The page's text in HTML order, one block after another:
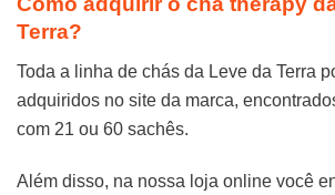
Terra?
Toda a linha de chás da Leve da Terra
adquiridos no site da marca,
com 21 ou 60 sachês.
Além disso, na nossa loja online você